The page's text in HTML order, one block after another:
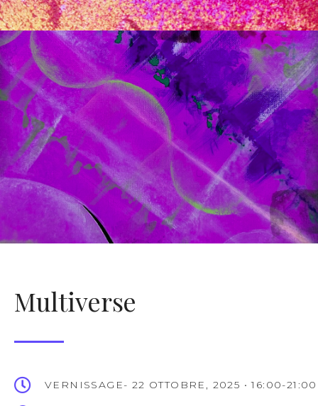
Multiverse
VERNISSAGE- 22 OTTOBRE, 2025 • 16:00-21:00